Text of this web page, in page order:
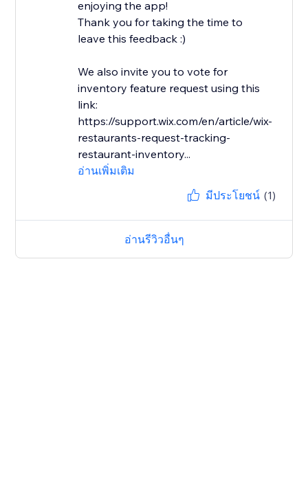
enjoying the app!
Thank you for taking the time to
leave this feedback :)
We also invite you to vote for
inventory feature request using this
link:
https://support.wix.com/en/article/wix-
restaurants-request-tracking-
restaurant-inventory...
อ่านเพิ่มเติม
มีประโยชน์ (1)
อ่านรีวิวอื่นๆ